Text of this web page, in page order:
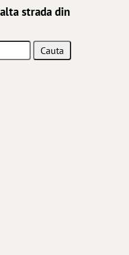
strada din